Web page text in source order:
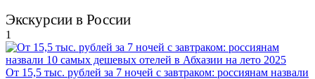
Экскурсии в России
1
От 15,5 тыс. рублей за 7 ночей с завтраком: россиянам назвали